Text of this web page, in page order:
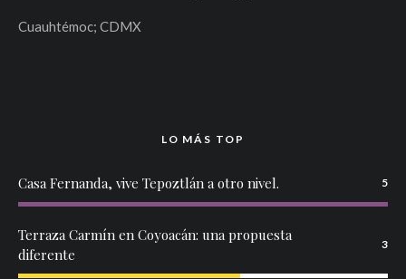
Cuauhtémoc; CDMX
LO MÁS TOP
Casa Fernanda, vive Tepoztlán a otro nivel. 5
Terraza Carmín en Coyoacán: una propuesta
diferente
3